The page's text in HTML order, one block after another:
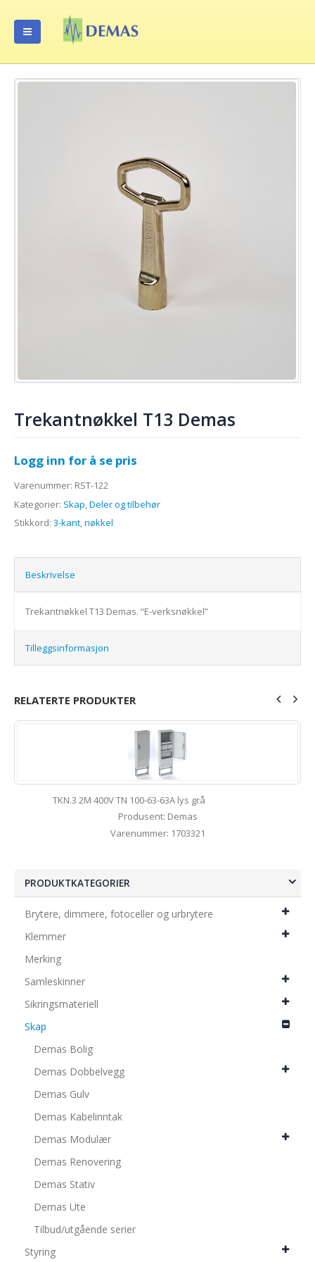
Trekantnøkkel T13 Demas
Logg inn for å se pris
Varenummer: RST-122
Kategorier: Skap,Deler og tilbehør
Stikkord: 3-kant,nøkkel
Beskrivelse
Trekantnøkkel T13 Demas. “E-verksnøkkel”
Tilleggsinformasjon
RELATERTE PRODUKTER
TKN.3 2M 400V TN 100-63-63A lys grå
Produsent: Demas
Varenummer: 1703321
PRODUKTKATEGORIER
Brytere, dimmere, fotoceller og urbrytere
Klemmer
Merking
Samleskinner
Sikringsmateriell
Skap
Demas Bolig
Demas Dobbelvegg
Demas Gulv
Demas Kabelinntak
Demas Modulær
Demas Renovering
Demas Stativ
Demas Ute
Tilbud/utgående serier
Styring